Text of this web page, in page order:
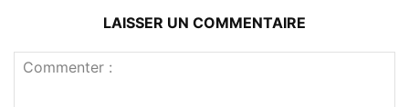
LAISSER UN COMMENTAIRE